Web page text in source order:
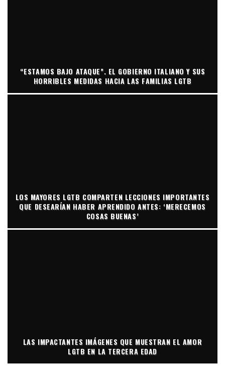
“ESTAMOS BAJO ATAQUE”. EL GOBIERNO ITALIANO Y SUS
HORRIBLES MEDIDAS HACIA LAS FAMILIAS LGTB
LOS MAYORES LGTB COMPARTEN LECCIONES IMPORTANTES
QUE DESEARÍAN HABER APRENDIDO ANTES: ‘MERECEMOS
COSAS BUENAS’
LAS IMPACTANTES IMÁGENES QUE MUESTRAN EL AMOR
LGTB EN LA TERCERA EDAD